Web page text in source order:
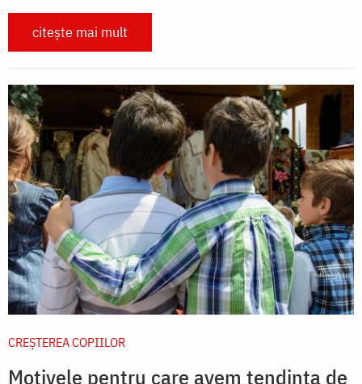
citește mai mult
CREŞTEREA COPIILOR
Motivele pentru care avem tendința de